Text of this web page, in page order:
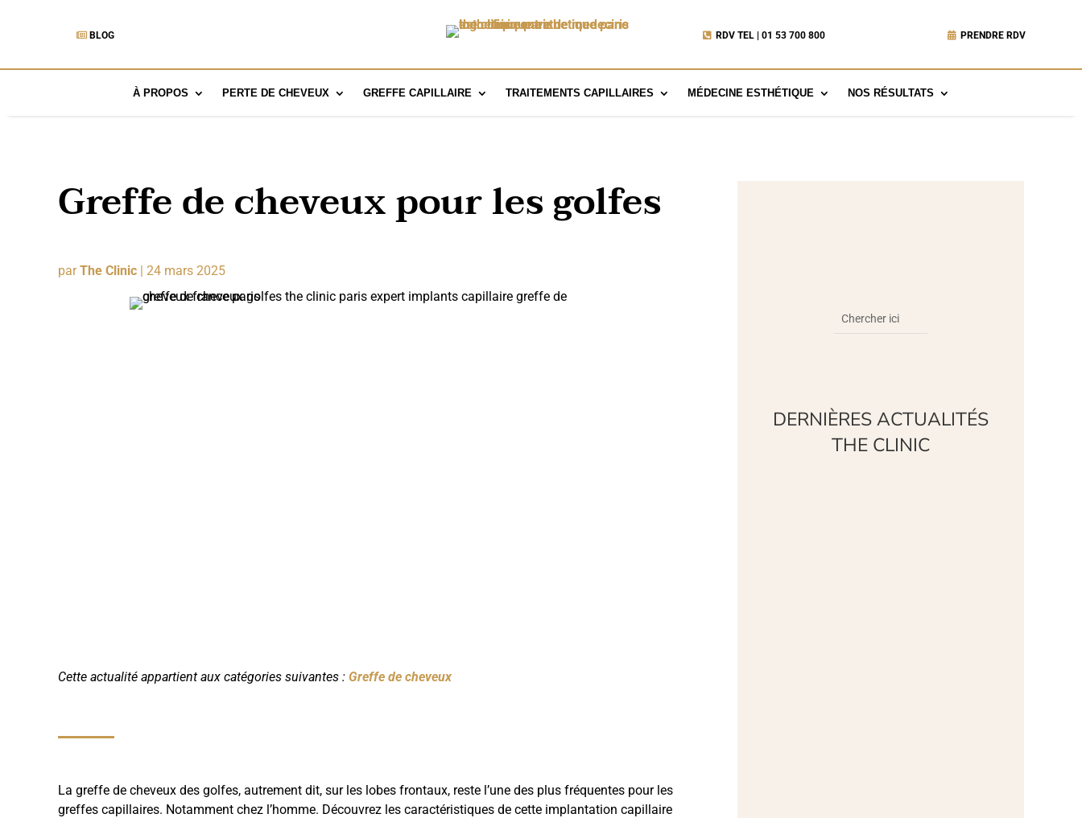
BLOG RDV TEL | 01 53 700 800 PRENDRE RDV
À PROPOS PERTE DE CHEVEUX GREFFE CAPILLAIRE TRAITEMENTS CAPILLAIRES MÉDECINE ESTHÉTIQUE NOS RÉSULTATS
Greffe de cheveux pour les golfes
parThe Clinic | 24 mars 2025
Cette actualité appartient aux catégories suivantes : Greffe de cheveux
La greffe de cheveux des golfes, autrement dit, sur les lobes frontaux, reste l’une des plus fréquentes pour les
greffes capillaires. Notamment chez l’homme. Découvrez les caractéristiques de cette implantation capillaire
DERNIÈRES ACTUALITÉS
THE CLINIC